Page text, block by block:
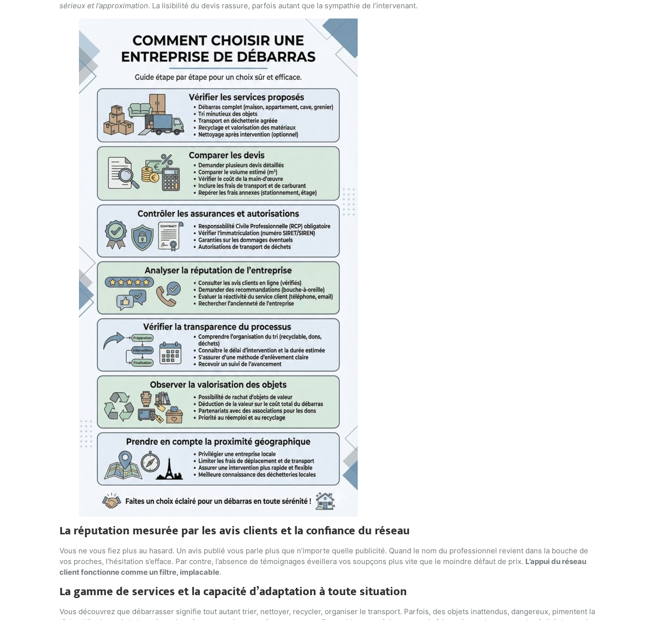
sérieux et l’approximation. La lisibilité du devis rassure, parfois autant que la sympathie de l’intervenant.
La réputation mesurée par les avis clients et la confiance du réseau
Vous ne vous fiez plus au hasard. Un avis publié vous parle plus que n’importe quelle publicité. Quand le nom du professionnel revient dans la bouche de
vos proches, l’hésitation s’efface. Par contre, l’absence de témoignages éveillera vos soupçons plus vite que le moindre défaut de prix. L’appui du réseau
client fonctionne comme un filtre, implacable.
La gamme de services et la capacité d’adaptation à toute situation
Vous découvrez que débarrasser signifie tout autant trier, nettoyer, recycler, organiser le transport. Parfois, des objets inattendus, dangereux, pimentent la